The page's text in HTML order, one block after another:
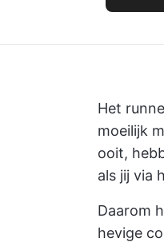
Het
moeilijk
ooit,
als jij via
Daarom
hevige